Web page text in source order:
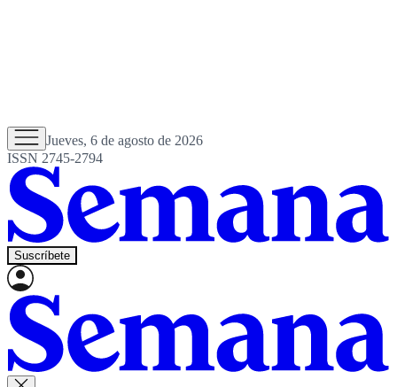
Jueves, 6 de agosto de 2026
ISSN 2745-2794
Suscríbete